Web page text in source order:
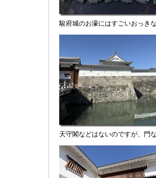
駿府城のお濠にはすごいおっき
天守閣などはないのですが、門